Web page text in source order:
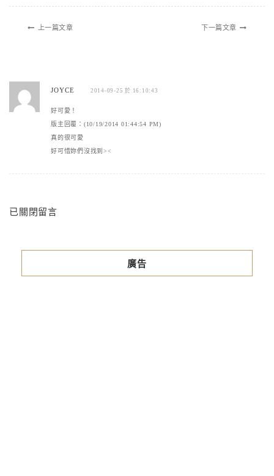
上一篇文章 下一篇文章
JOYCE 2014-09-25 於 16:10:43
好可愛！
版主回覆：(10/19/2014 01:44:54 PM)
真的很可愛
好可惜妳們沒找到><
已關閉留言
廣告